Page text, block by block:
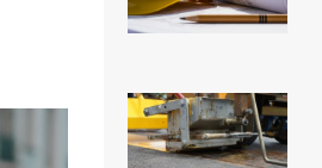
Szpital Kliniczny nr 1 im. T.
Sokołowskiego
Pomorskiej Akademii